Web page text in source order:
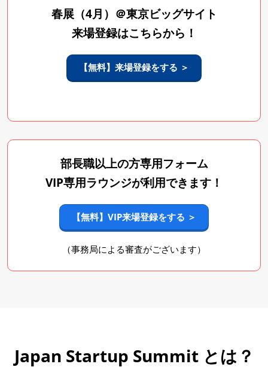
春展（4月）＠東京ビッグサイト
来場登録はこちらから！
【無料】来場登録をする ＞
部長職以上の方専用フォーム
VIP専用ラウンジが利用できます！
【無料】VIP来場登録をする ＞
（事務局による審査がございます）
Japan Startup Summit とは？